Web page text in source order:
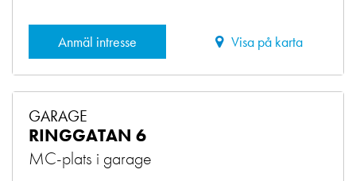
Anmäl intresse Visa på karta
GARAGE
RINGGATAN 6
MC-plats i garage